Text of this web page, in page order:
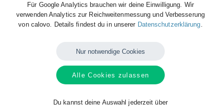
Für Google Analytics brauchen wir deine Einwilligung. Wir
verwenden Analytics zur Reichweitenmessung und Verbesserung
von calovo. Details findest du in unserer Datenschutzerklärung
Nur notwendige Cookies
Alle Cookies zulassen
Du kannst deine Auswahl jederzeit über